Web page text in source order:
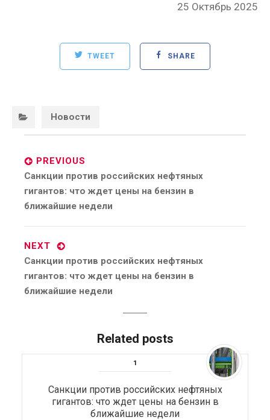
Posted
25 Октябрь 2025
TWEET SHARE
Новости
navigation
PREVIOUS
Previous
post:
Санкции против российских нефтяных
гигантов: что ждет цены на бензин в
ближайшие недели
NEXT
Next
post:
Санкции против российских нефтяных
гигантов: что ждет цены на бензин в
ближайшие недели
Related posts
Санкции против российских нефтяных
гигантов: что ждет цены на бензин в
ближайшие недели